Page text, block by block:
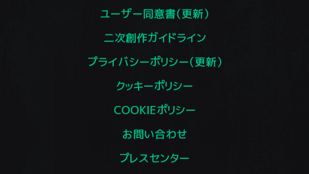
ユーザー同意書（更新）
二次創作ガイドライン
プライバシーポリシー（更新）
クッキーポリシー
COOKIEポリシー
お問い合わせ
プレスセンター